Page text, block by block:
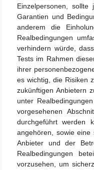
Einzelpersonen,
Garantien und
anderem die
Realbedingungen
verhindern würde,
Tests im Rahmen
ihrer
es wichtig, die Risiken
zukünftigen Anbietern
unter
vorgesehenen
durchgeführt werden
angehören, sowie eine
Anbieter und der
Realbedingungen
vorzusehen, um